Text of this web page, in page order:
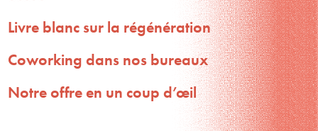
Livre blanc sur la régénération
Coworking dans nos bureaux
Notre offre en un coup d’œil